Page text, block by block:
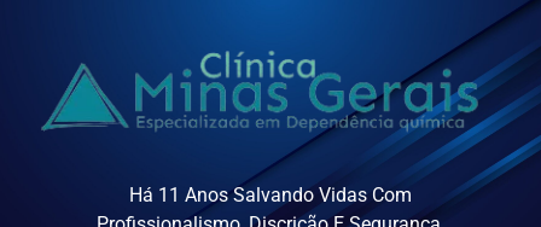
Há 11 Anos Salvando Vidas Com